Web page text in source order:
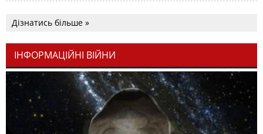
Дізнатись більше »
ІНФОРМАЦІЙНІ ВІЙНИ